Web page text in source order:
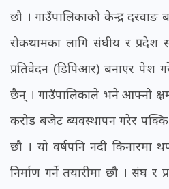
छौ । गाउँपालिकाको केन्द्र दरवाङ
रोकथामका लागि संघीय र प्रदेश
प्रतिवेदन (डिपिआर) बनाएर पेश
छैन् । गाउँपालिकाले भने आफ्नो
करोड बजेट ब्यवस्थापन गरेर पक्कि
छौ । यो वर्षपनि नदी किनारमा
निर्माण गर्ने तयारीमा छौ । संघ